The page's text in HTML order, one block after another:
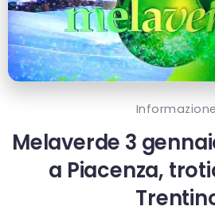
Informazione
Melaverde 3
a Piacenza,